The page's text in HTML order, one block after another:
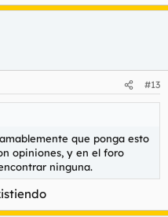
#13
que ponga esto
opiniones, y en el foro
ninguna.